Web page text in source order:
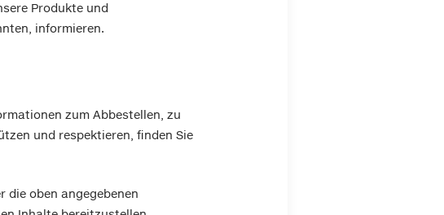
Produkte und
informieren.
zum Abbestellen, zu
und respektieren, finden Sie
die oben angegebenen